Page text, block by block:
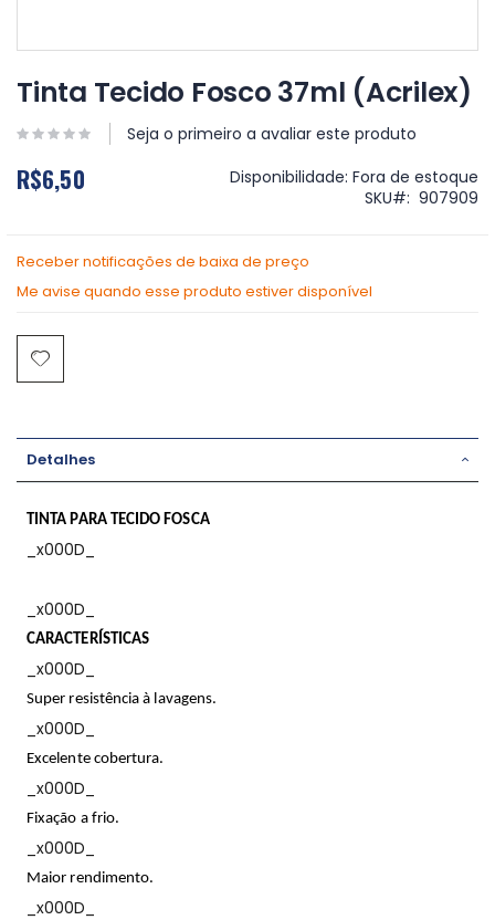
para
o
da
de
Tinta Tecido Fosco 37ml (Acrilex)
Seja o primeiro a avaliar este produto
R$6,50 Disponibilidade: Fora de estoque
SKU
907909
Receber notificações de baixa de preço
Me avise quando esse produto estiver disponível
Detalhes
TINTA PARA TECIDO FOSCA
_x000D_
_x000D_
CARACTERÍSTICAS
_x000D_
Super resistência à lavagens.
_x000D_
Excelente cobertura.
_x000D_
Fixação a frio.
_x000D_
Maior rendimento.
_x000D_